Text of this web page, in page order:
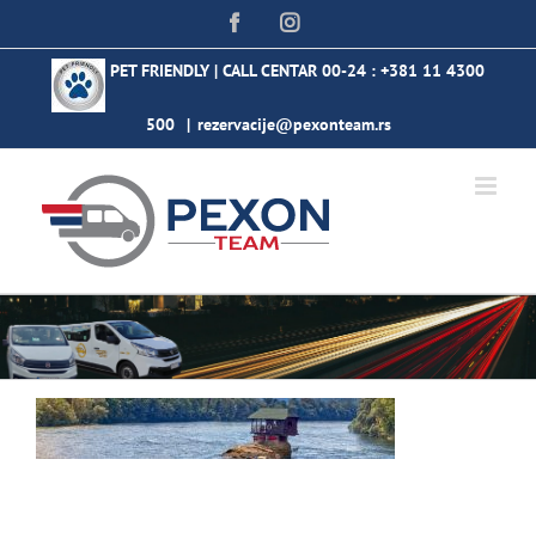
to
content
FacebookInstagram
PET FRIENDLY | CALL CENTAR 00-24 : +381 11 4300
500 | rezervacije@pexonteam.rs